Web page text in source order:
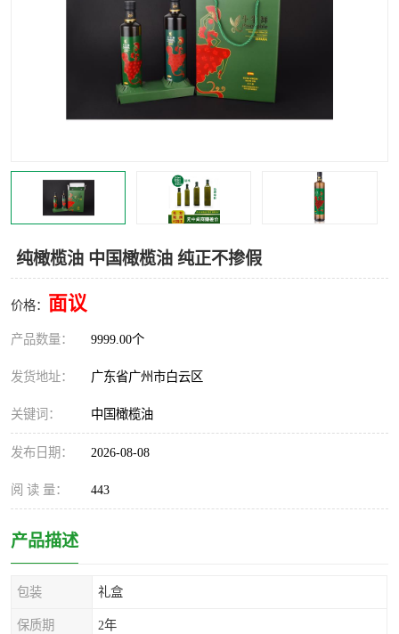
纯橄榄油 中国橄榄油 纯正不掺假
价格： 面议
产品数量： 9999.00个
发货地址： 广东省广州市白云区
关键词： 中国橄榄油
发布日期： 2026-08-08
阅 读 量： 443
产品描述
包装 礼盒
保质期 2年